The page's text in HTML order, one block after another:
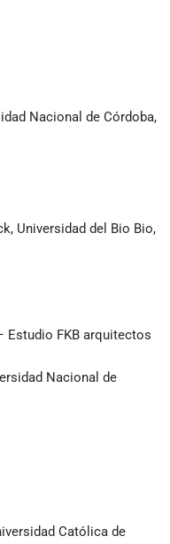
Nacional de Córdoba,
Universidad del Bio Bio,
Estudio FKB arquitectos
Nacional de
Católica de